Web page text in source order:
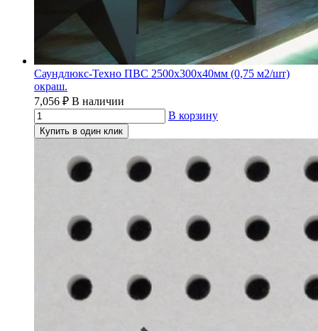
Саундлюкс-Техно ПВС 2500х300х40мм (0,75 м2/шт)
окраш.
7,056 ₽ В наличии
В корзину
Купить в один клик